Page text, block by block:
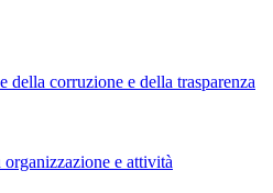
della corruzione e della trasparenza
e attività